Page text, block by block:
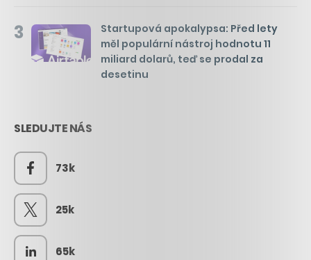
3
Startupová apokalypsa: Před lety
měl populární nástroj hodnotu 11
miliard dolarů, teď se prodal za
desetinu
SLEDUJTE NÁS
73k
25k
65k